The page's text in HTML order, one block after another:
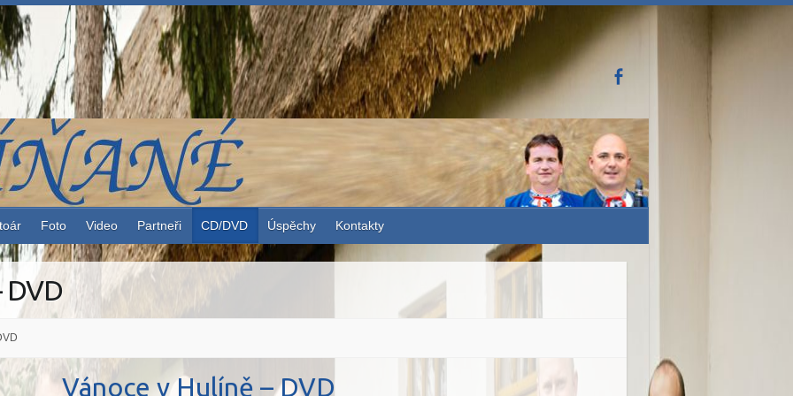
Foto Video Partneři CD/DVD Úspěchy Kontakty
DVD
Vánoce v Hulíně – DVD